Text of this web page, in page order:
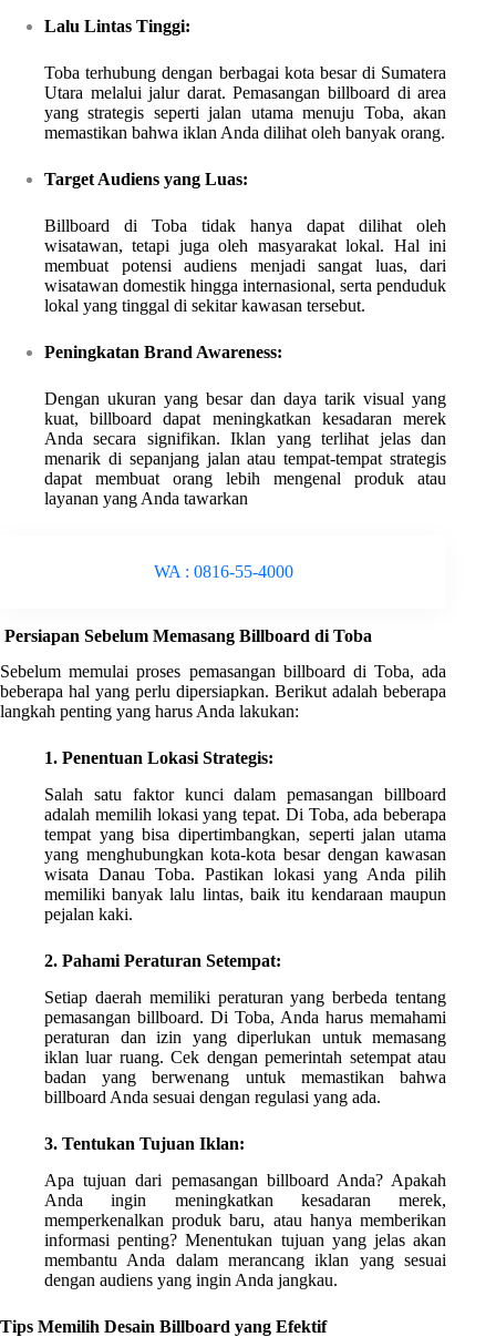
Lalu Lintas Tinggi:
Toba terhubung dengan berbagai kota besar di Sumatera
Utara melalui jalur darat. Pemasangan billboard di area
yang strategis seperti jalan utama menuju Toba, akan
memastikan bahwa iklan Anda dilihat oleh banyak orang.
Target Audiens yang Luas:
Billboard di Toba tidak hanya dapat dilihat oleh
wisatawan, tetapi juga oleh masyarakat lokal. Hal ini
membuat potensi audiens menjadi sangat luas, dari
wisatawan domestik hingga internasional, serta penduduk
lokal yang tinggal di sekitar kawasan tersebut.
Peningkatan Brand Awareness:
Dengan ukuran yang besar dan daya tarik visual yang
kuat, billboard dapat meningkatkan kesadaran merek
Anda secara signifikan. Iklan yang terlihat jelas dan
menarik di sepanjang jalan atau tempat-tempat strategis
dapat membuat orang lebih mengenal produk atau
layanan yang Anda tawarkan
WA : 0816-55-4000
Persiapan Sebelum Memasang Billboard di Toba
Sebelum memulai proses pemasangan billboard di Toba, ada
beberapa hal yang perlu dipersiapkan. Berikut adalah beberapa
langkah penting yang harus Anda lakukan:
1. Penentuan Lokasi Strategis:
Salah satu faktor kunci dalam pemasangan billboard
adalah memilih lokasi yang tepat. Di Toba, ada beberapa
tempat yang bisa dipertimbangkan, seperti jalan utama
yang menghubungkan kota-kota besar dengan kawasan
wisata Danau Toba. Pastikan lokasi yang Anda pilih
memiliki banyak lalu lintas, baik itu kendaraan maupun
pejalan kaki.
2. Pahami Peraturan Setempat:
Setiap daerah memiliki peraturan yang berbeda tentang
pemasangan billboard. Di Toba, Anda harus memahami
peraturan dan izin yang diperlukan untuk memasang
iklan luar ruang. Cek dengan pemerintah setempat atau
badan yang berwenang untuk memastikan bahwa
billboard Anda sesuai dengan regulasi yang ada.
3. Tentukan Tujuan Iklan:
Apa tujuan dari pemasangan billboard Anda? Apakah
Anda ingin meningkatkan kesadaran merek,
memperkenalkan produk baru, atau hanya memberikan
informasi penting? Menentukan tujuan yang jelas akan
membantu Anda dalam merancang iklan yang sesuai
dengan audiens yang ingin Anda jangkau.
Tips Memilih Desain Billboard yang Efektif